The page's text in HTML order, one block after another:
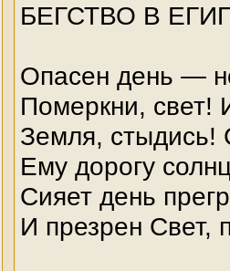
БЕГСТВО В
Опасен день —
Померкни, свет!
Земля, стыдись!
Ему дорогу
Сияет день
И презрен Свет,